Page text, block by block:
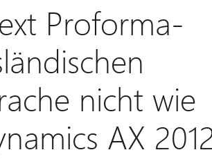
Proforma-
nicht wie
AX